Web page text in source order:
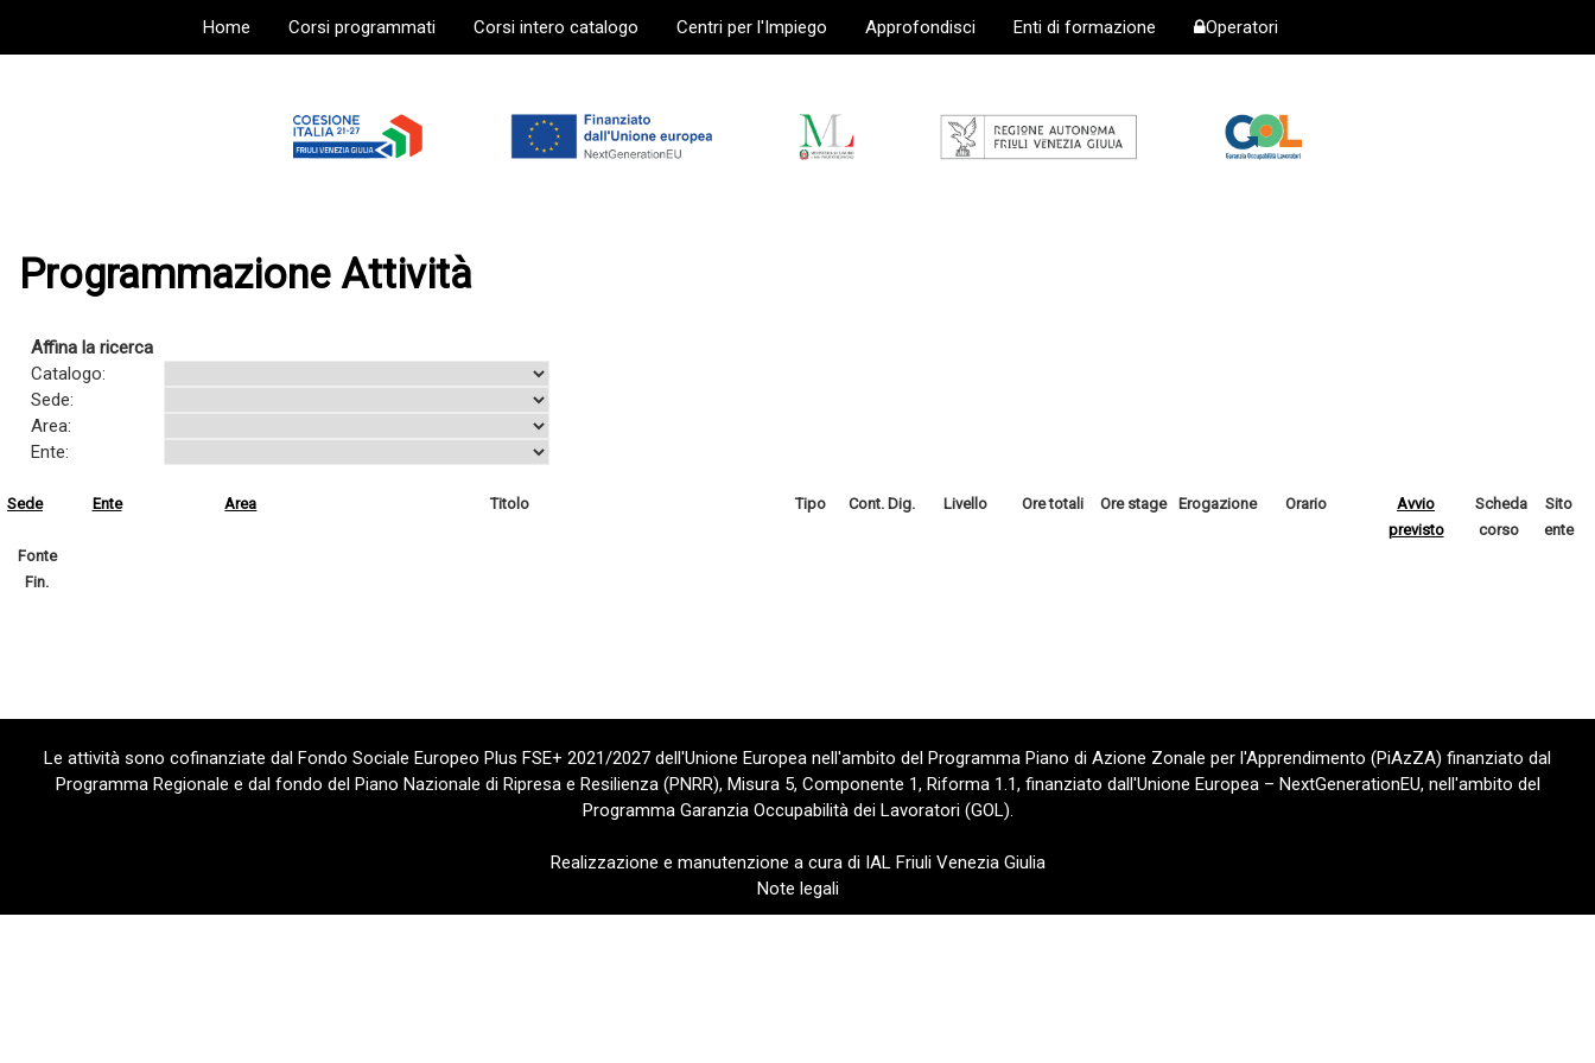
Home Corsi programmati Corsi intero catalogo Centri per l'Impiego Approfondisci Enti di formazione Operatori
Programmazione Attività
Affina la ricerca
Catalogo:
Sede:
Area:
Ente:
Sede Ente Area Titolo Tipo Cont. Dig. Livello Ore totali Ore stage Erogazione Orario
Avvio
previsto
Scheda
corso
Sito
ente
Fonte
Fin.
Le attività sono cofinanziate dal Fondo Sociale Europeo Plus FSE+ 2021/2027 dell'Unione Europea nell'ambito del Programma Piano di Azione Zonale per l'Apprendimento (PiAzZA) finanziato dal
Programma Regionale e dal fondo del Piano Nazionale di Ripresa e Resilienza (PNRR), Misura 5, Componente 1, Riforma 1.1, finanziato dall'Unione Europea – NextGenerationEU, nell'ambito del
Programma Garanzia Occupabilità dei Lavoratori (GOL).
Realizzazione e manutenzione a cura di IAL Friuli Venezia Giulia
Note legali